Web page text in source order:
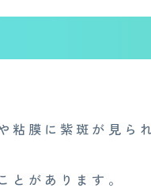
膜に紫斑が見ら
とがあります。